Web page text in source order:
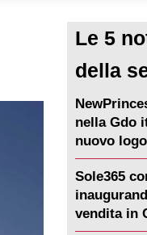
Le 5
della
nella Gdo
nuovo logo
Sole365
vendita in